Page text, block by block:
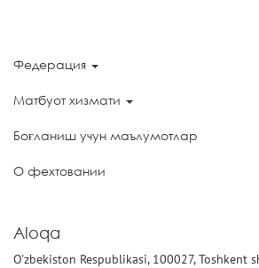
Федерация
Матбуот хизмати
Боғланиш учун маълумотлар
О фехтовании
Aloqa
O'zbekiston Respublikasi, 100027, Toshkent